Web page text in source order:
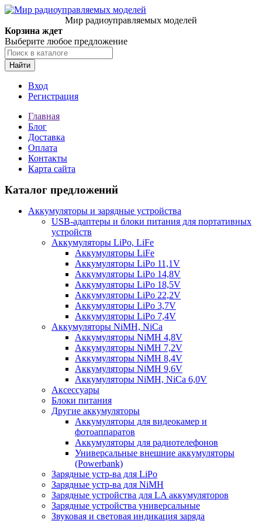
Мир радиоуправляемых моделей
Корзина ждет
Выберите любое предложение
Найти
Вход
Регистрация
Главная
Блог
Доставка
Оплата
Контакты
Карта сайта
Каталог предложений
Аккумуляторы и зарядные устройства
USB-адаптеры и блоки питания для портативных
устройств
Аккумуляторы LiPo, LiFe
Аккумуляторы LiFe
Аккумуляторы LiPo 11,1V
Аккумуляторы LiPo 14,8V
Аккумуляторы LiPo 18,5V
Аккумуляторы LiPo 22,2V
Аккумуляторы LiPo 3,7V
Аккумуляторы LiPo 7,4V
Аккумуляторы NiMH, NiCa
Аккумуляторы NiMH 4,8V
Аккумуляторы NiMH 7,2V
Аккумуляторы NiMH 8,4V
Аккумуляторы NiMH 9,6V
Аккумуляторы NiMH, NiCa 6,0V
Аксессуары
Блоки питания
Другие аккумуляторы
Аккумуляторы для видеокамер и
фотоаппаратов
Аккумуляторы для радиотелефонов
Универсальные внешние аккумуляторы
(Powerbank)
Зарядные устр-ва для LiPo
Зарядные устр-ва для NiMH
Зарядные устройства для LA аккумуляторов
Зарядные устройства универсальные
Звуковая и световая индикация заряда